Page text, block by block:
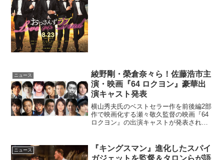
ニュース
綾野剛・榮倉奈々ら！佐藤浩市主
演・映画『64 ロクヨン』豪華出
演キャスト発表
横山秀夫氏のベストセラー作を前後編2部
作で映画化する瀬々敬久監督の映画『64
ロクヨン』の出演キャストが発表され
記者クラブを巻き込んだ警察内部の対立
や、新たに起きた模倣...
ニュース
『キングスマン』進化したスパイ